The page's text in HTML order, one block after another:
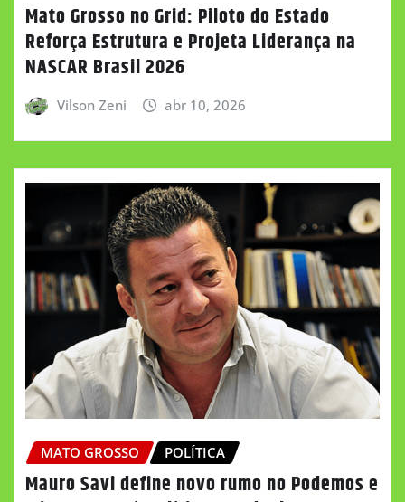
Mato Grosso no Grid: Piloto do Estado
Reforça Estrutura e Projeta Liderança na
NASCAR Brasil 2026
Vilson Zeni abr 10, 2026
MATO GROSSO POLÍTICA
Mauro Savi define novo rumo no Podemos e